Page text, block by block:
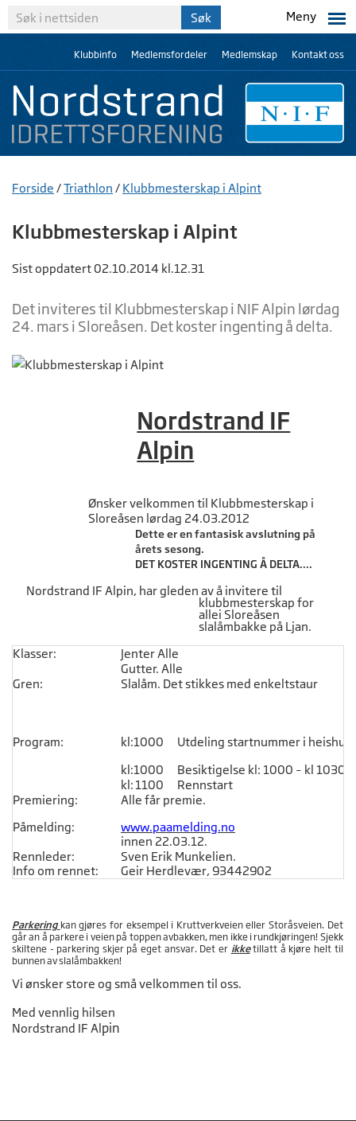
Meny
Klubbinfo Medlemsfordeler Medlemskap Kontakt oss
Forside /Triathlon / Klubbmesterskap i Alpint
Klubbmesterskap i Alpint
Sist oppdatert 02.10.2014 kl.12.31
Det inviteres til Klubbmesterskap i NIF Alpin lørdag
24. mars i Sloreåsen. Det koster ingenting å delta.
Nordstrand IF
Alpin
Ønsker velkommen til Klubbmesterskap i
Sloreåsen lørdag 24.03.2012
Dette er en fantasisk avslutning på
årets sesong.
DET KOSTER INGENTING Å DELTA....
Nordstrand IF Alpin, har gleden av å invitere til
klubbmesterskap for
allei Sloreåsen
slalåmbakke på Ljan.
Klasser:
Jenter Alle
Gutter. Alle
Gren:
Slalåm. Det stikkes med enkeltstaur
Program: kl:1000
Utdeling startnummer i
kl:1000
Besiktigelse kl: 1000 – kl 1030
kl: 1100
Rennstart
Premiering:
Alle får premie.
Påmelding:
www.paamelding.no
innen 22.03.12.
Rennleder:
Sven Erik Munkelien.
Info om rennet:
Geir Herdlevær, 93442902
Parkering kan gjøres for eksempel i Kruttverkveien eller Storåsveien. Det
går an å parkere i veien på toppen avbakken, men ikke i rundkjøringen! Sjekk
skiltene - parkering skjer på eget ansvar. Det er ikketillatt å kjøre helt til
bunnen av slalåmbakken!
Vi ønsker store og små velkommen til oss.
Med vennlig hilsen
Nordstrand IF Alpin